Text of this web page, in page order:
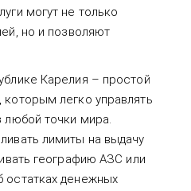
могут не только
но и позволяют
Карелия – простой
легко управлять
любой точки мира.
лимиты на выдачу
географию АЗС или
остатках денежных